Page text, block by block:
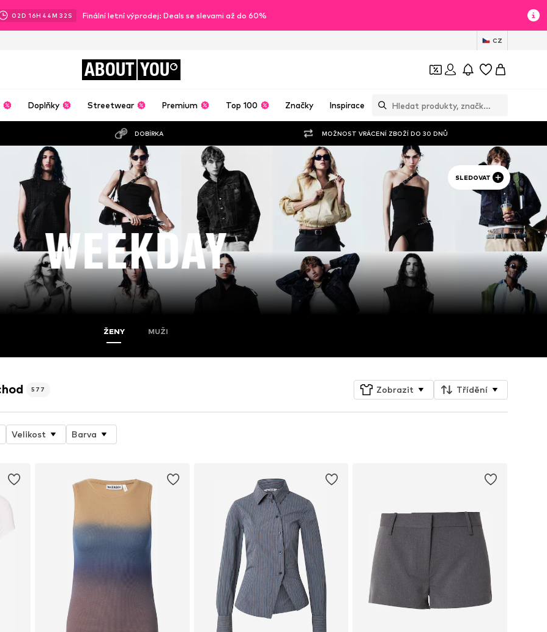
02D 16H 44M 30 S Finální letní výprodej: Deals se slevami až do 60%
CZ
ABOUT YOU
Doplňky Streetwear Premium Top 100 Značky Inspirace
DOBÍRKA MOŽNOST VRÁCENÍ ZBOŽÍ DO 30 DNŮ
SLEDOVAT
ŽENY MUŽI
577 Zobrazit Třídění
Velikost Barva